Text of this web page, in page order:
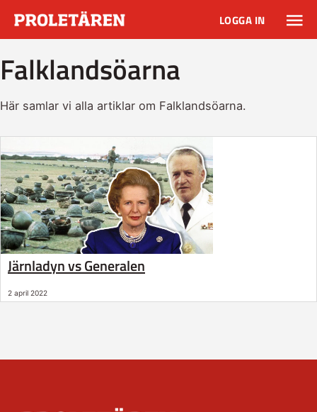
LOGGA IN
Falklandsöarna
Här samlar vi alla artiklar om Falklandsöarna.
Järnladyn vs Generalen
2 april 2022